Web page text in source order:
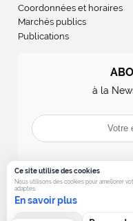
Coordonnées et horaires
Marchés publics
Publications
à la
Ce site utilise des cookies
Nous utilisons des cookies pour ameliorer
adaptes.
En savoir plus